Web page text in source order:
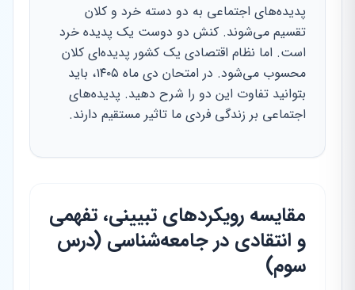
پدیده‌های اجتماعی به دو دسته خرد و کلان
تقسیم می‌شوند. کنش دو دوست یک پدیده خرد
است. اما نظام اقتصادی یک کشور پدیده‌ای کلان
محسوب می‌شود. در امتحان دی ماه ۱۴۰۵، باید
بتوانید تفاوت این دو را شرح دهید. پدیده‌های
اجتماعی بر زندگی فردی ما تاثیر مستقیم دارند.
مقایسه رویکردهای تبیینی، تفهمی
و انتقادی در جامعه‌شناسی (درس
سوم)